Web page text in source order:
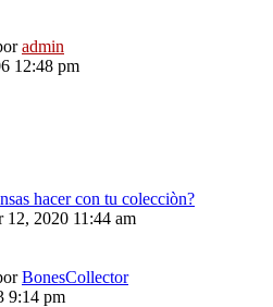
admin
12:48 pm
hacer con tu colecciòn?
12, 2020 11:44 am
BonesCollector
9:14 pm